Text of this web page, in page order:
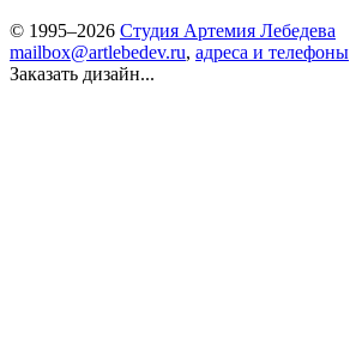
© 1995–2026 Студия Артемия Лебедева
mailbox@artlebedev.ru, адреса и телефоны
Заказать дизайн...